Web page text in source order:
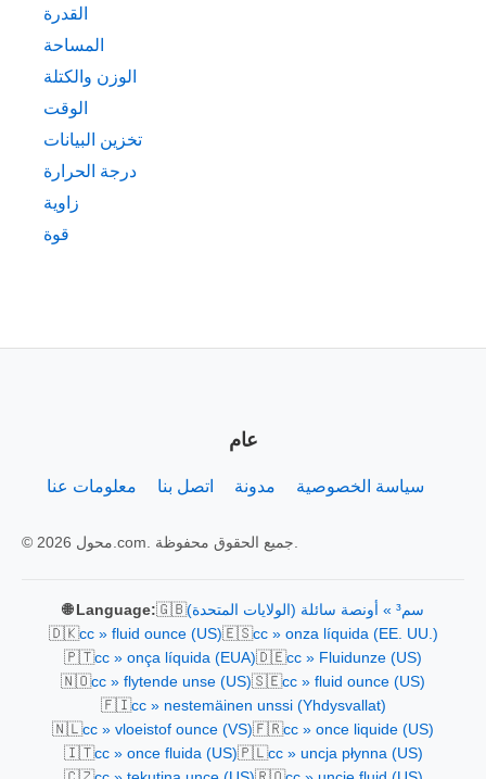
القدرة
المساحة
الوزن والكتلة
الوقت
تخزين البيانات
درجة الحرارة
زاوية
قوة
عام
معلومات عنا اتصل بنا مدونة سياسة الخصوصية
🌐 Language:🇬🇧 سم³ » أونصة سائلة (الولايات المتحدة)
🇩🇰cc » fluid ounce (US)🇪🇸cc » onza líquida (EE. UU.)
🇵🇹cc » onça líquida (EUA)🇩🇪cc » Fluidunze (US)
🇳🇴cc » flytende unse (US)🇸🇪cc » fluid ounce (US)
🇫🇮cc » nestemäinen unssi (Yhdysvallat)
🇳🇱cc » vloeistof ounce (VS)🇫🇷cc » once liquide (US)
🇮🇹cc » once fluida (US)🇵🇱cc » uncja płynna (US)